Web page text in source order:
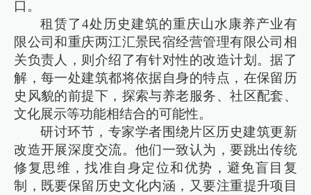
口。
租赁了4处历史建筑的重庆山水康养产业有
限公司和重庆两江汇景民宿经营管理有限公司相
关负责人，则介绍了有针对性的改造计划。据了
解，每一处建筑都将依据自身的特点，在保留历
史风貌的前提下，探索与养老服务、社区配套、
文化展示等功能相结合的可能性。
研讨环节，专家学者围绕片区历史建筑更新
改造开展深度交流。他们一致认为，要跳出传统
修复思维，找准自身定位和优势，避免盲目复
制，既要保留历史文化内涵，又要注重提升项目